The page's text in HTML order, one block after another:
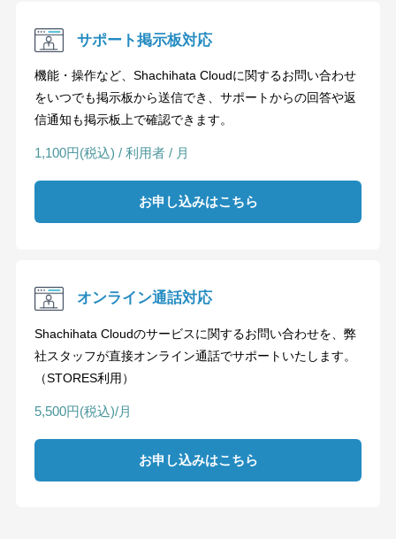
サポート掲示板対応
機能・操作など、Shachihata Cloudに関するお問い合わせ
をいつでも掲示板から送信でき、サポートからの回答や返
信通知も掲示板上で確認できます。
1,100円(税込) / 利用者 / 月
お申し込みはこちら
オンライン通話対応
Shachihata Cloudのサービスに関するお問い合わせを、弊
社スタッフが直接オンライン通話でサポートいたします。
（STORES利用）
5,500円(税込)/月
お申し込みはこちら